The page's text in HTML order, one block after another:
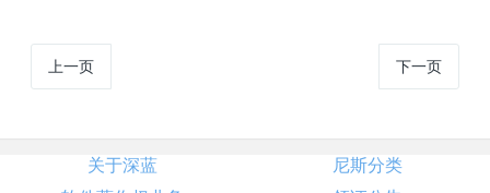
上一页 下一页
关于深蓝
尼斯分类